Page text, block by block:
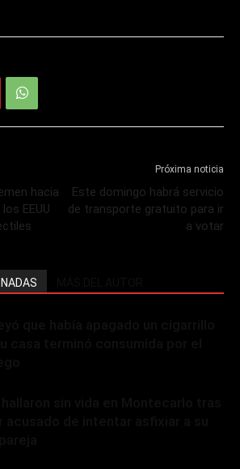
hacia
EEUU
Próxima noticia
Este domingo habrá servicio
de transporte gratuito para ir
a votar